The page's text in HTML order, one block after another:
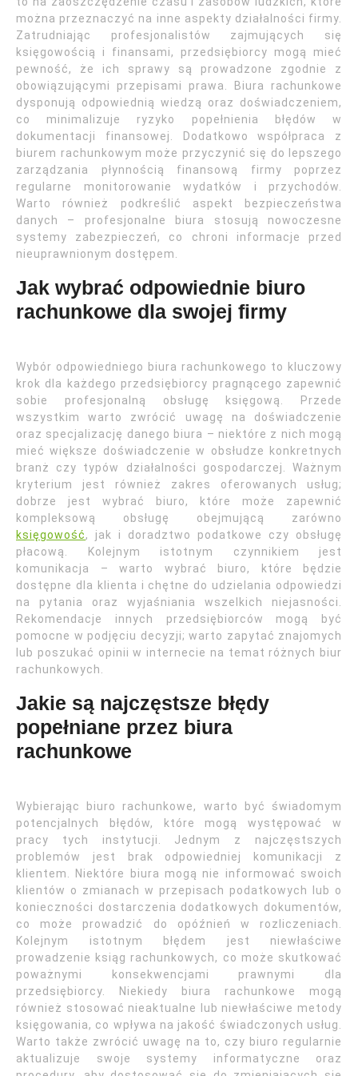
można przeznaczyć na inne aspekty działalności firmy.
Zatrudniając profesjonalistów zajmujących się
księgowością i finansami, przedsiębiorcy mogą mieć
pewność, że ich sprawy są prowadzone zgodnie z
obowiązującymi przepisami prawa. Biura rachunkowe
dysponują odpowiednią wiedzą oraz doświadczeniem,
co minimalizuje ryzyko popełnienia błędów w
dokumentacji finansowej. Dodatkowo współpraca z
biurem rachunkowym może przyczynić się do lepszego
zarządzania płynnością finansową firmy poprzez
regularne monitorowanie wydatków i przychodów.
Warto również podkreślić aspekt bezpieczeństwa
danych – profesjonalne biura stosują nowoczesne
systemy zabezpieczeń, co chroni informacje przed
nieuprawnionym dostępem.
Jak wybrać odpowiednie biuro
rachunkowe dla swojej firmy
Wybór odpowiedniego biura rachunkowego to kluczowy
krok dla każdego przedsiębiorcy pragnącego zapewnić
sobie profesjonalną obsługę księgową. Przede
wszystkim warto zwrócić uwagę na doświadczenie
oraz specjalizację danego biura – niektóre z nich mogą
mieć większe doświadczenie w obsłudze konkretnych
branż czy typów działalności gospodarczej. Ważnym
kryterium jest również zakres oferowanych usług;
dobrze jest wybrać biuro, które może zapewnić
kompleksową obsługę obejmującą zarówno
księgowość, jak i doradztwo podatkowe czy obsługę
płacową. Kolejnym istotnym czynnikiem jest
komunikacja – warto wybrać biuro, które będzie
dostępne dla klienta i chętne do udzielania odpowiedzi
na pytania oraz wyjaśniania wszelkich niejasności.
Rekomendacje innych przedsiębiorców mogą być
pomocne w podjęciu decyzji; warto zapytać znajomych
lub poszukać opinii w internecie na temat różnych biur
rachunkowych.
Jakie są najczęstsze błędy
popełniane przez biura
rachunkowe
Wybierając biuro rachunkowe, warto być świadomym
potencjalnych błędów, które mogą występować w
pracy tych instytucji. Jednym z najczęstszych
problemów jest brak odpowiedniej komunikacji z
klientem. Niektóre biura mogą nie informować swoich
klientów o zmianach w przepisach podatkowych lub o
konieczności dostarczenia dodatkowych dokumentów,
co może prowadzić do opóźnień w rozliczeniach.
Kolejnym istotnym błędem jest niewłaściwe
prowadzenie ksiąg rachunkowych, co może skutkować
poważnymi konsekwencjami prawnymi dla
przedsiębiorcy. Niekiedy biura rachunkowe mogą
również stosować nieaktualne lub niewłaściwe metody
księgowania, co wpływa na jakość świadczonych usług.
Warto także zwrócić uwagę na to, czy biuro regularnie
aktualizuje swoje systemy informatyczne oraz